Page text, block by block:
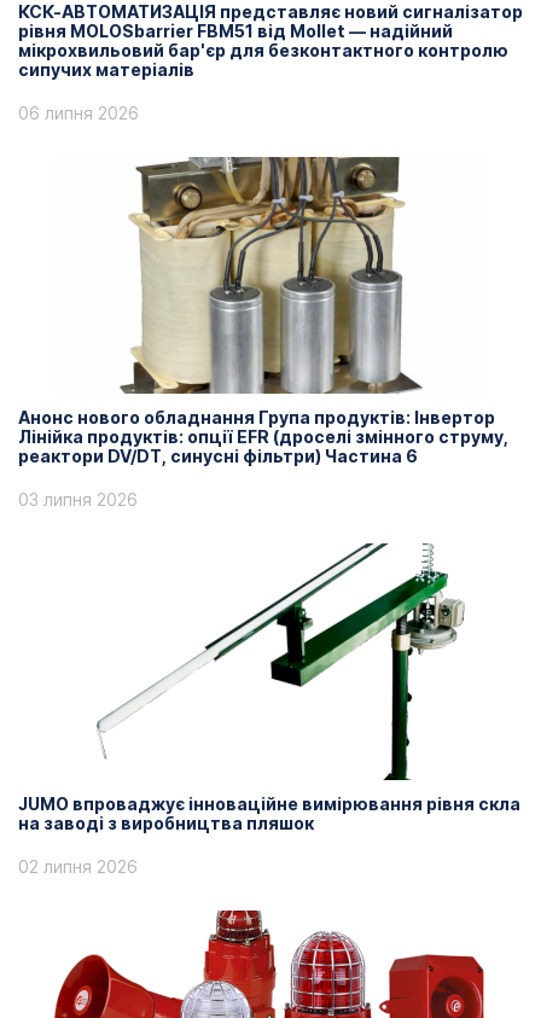
КСК-АВТОМАТИЗАЦІЯ представляє новий сигналізатор
рівня MOLOSbarrier FBM51 від Mollet — надійний
мікрохвильовий бар'єр для безконтактного контролю
сипучих матеріалів
06 липня 2026
Анонс нового обладнання Група продуктів: Інвертор
Лінійка продуктів: опції EFR (дроселі змінного струму,
реактори DV/DT, синусні фільтри) Частина 6
03 липня 2026
JUMO впроваджує інноваційне вимірювання рівня скла
на заводі з виробництва пляшок
02 липня 2026